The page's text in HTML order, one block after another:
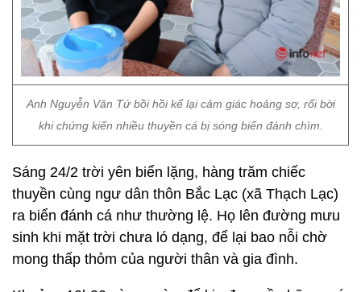
Anh Nguyễn Văn Tứ bồi hồi kể lại cảm giác hoảng sợ, rối bời
khi chứng kiến nhiều thuyền cá bị sóng biển đánh chìm.
Sáng 24/2 trời yên biển lặng, hàng trăm chiếc
thuyền cùng ngư dân thôn Bắc Lạc (xã Thạch Lạc)
ra biển đánh cá như thường lệ. Họ lên đường mưu
sinh khi mặt trời chưa ló dạng, để lại bao nỗi chờ
mong thấp thỏm của người thân và gia đình.